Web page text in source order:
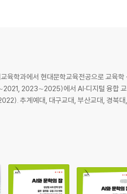
학과에서 현대문학교육전공으로 교육학
2023∼2025)에서 AI·디지털 융합 교
추계예대, 대구교대, 부산교대, 경북